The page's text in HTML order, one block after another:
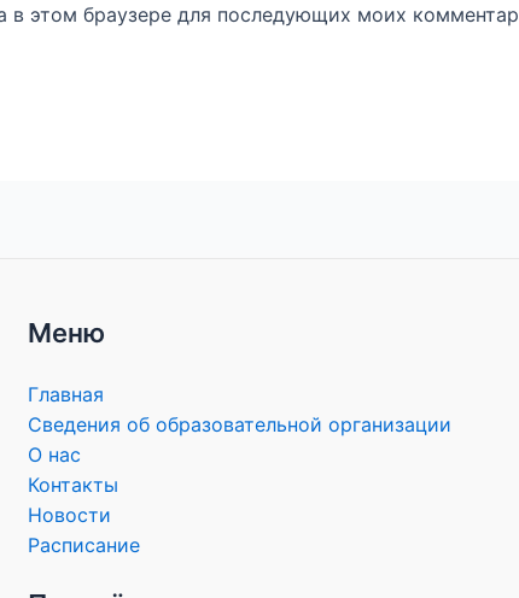
в этом браузере для последующих моих
Меню
Главная
Сведения об образовательной организации
О нас
Контакты
Новости
Расписание